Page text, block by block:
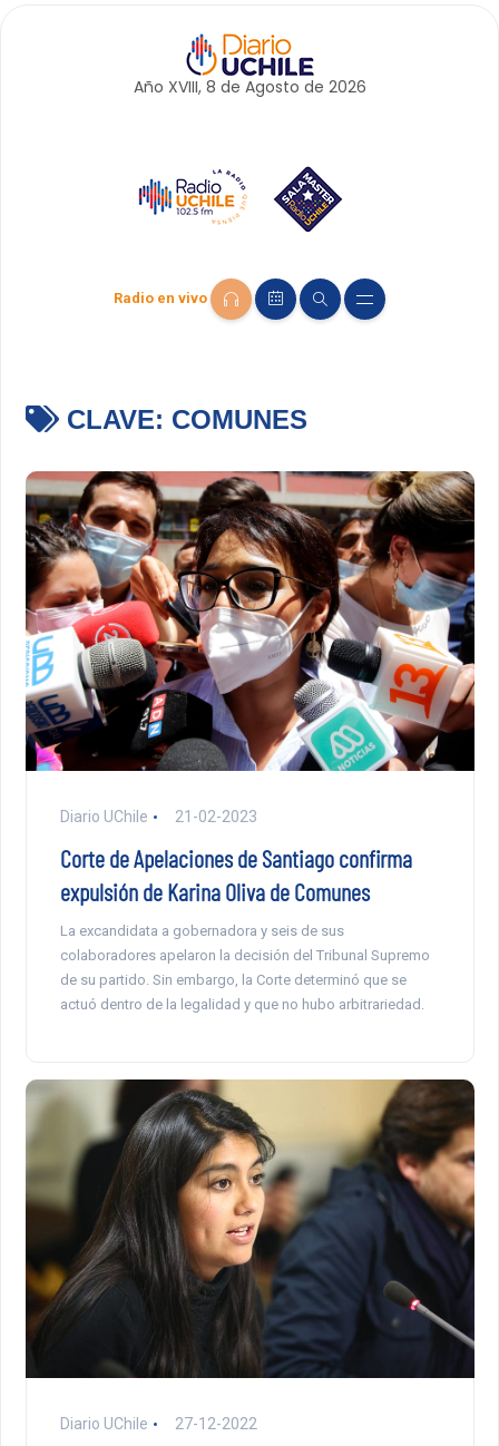
Año XVIII, 8 de Agosto de 2026
Radio en vivo
CLAVE: COMUNES
Diario UChile 21-02-2023
Corte de Apelaciones de Santiago confirma
expulsión de Karina Oliva de Comunes
La excandidata a gobernadora y seis de sus
colaboradores apelaron la decisión del Tribunal Supremo
de su partido. Sin embargo, la Corte determinó que se
actuó dentro de la legalidad y que no hubo arbitrariedad.
Diario UChile 27-12-2022